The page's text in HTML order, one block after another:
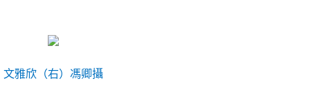
文雅欣（右）馮卿攝